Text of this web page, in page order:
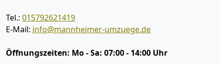
Tel.: 015792621419
E-Mail: info@mannheimer-umzuege.de
Öffnungszeiten: Mo - Sa: 07:00 - 14:00 Uhr